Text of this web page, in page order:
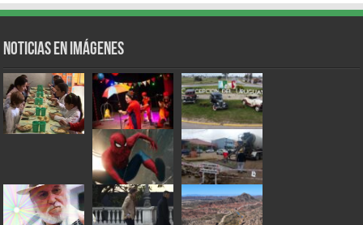
Noticias en Imágenes